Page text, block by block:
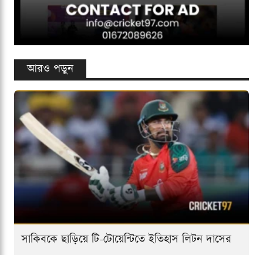
আরও পড়ুন
সাকিবকে ছাড়িয়ে টি-টোয়েন্টিতে ইতিহাস লিটন দাসের